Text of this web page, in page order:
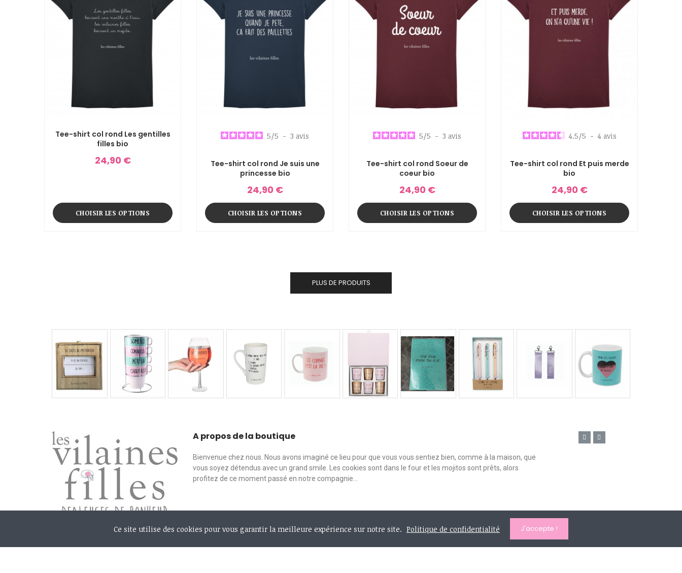
Tee-shirt col rond Les gentilles
filles bio
24,90 €
CHOISIR LES OPTIONS
5/5 - 3 avis
Tee-shirt col rond Je suis une
princesse bio
24,90 €
CHOISIR LES OPTIONS
5/5 - 3 avis
Tee-shirt col rond Soeur de
coeur bio
24,90 €
CHOISIR LES OPTIONS
4.5/5 - 4 avis
Tee-shirt col rond Et puis merde
bio
24,90 €
CHOISIR LES OPTIONS
PLUS DE PRODUITS
A propos de la boutique
Bienvenue chez nous. Nous avons imaginé ce lieu pour que vous vous sentiez bien, comme à la maison, que
vous soyez détendus avec un grand smile. Les cookies sont dans le four et les mojitos sont prêts, alors
profitez de ce moment passé en notre compagnie...
Ce site utilise des cookies pour vous garantir la meilleure expérience sur notre site. Politique de confidentialité J'accepte !